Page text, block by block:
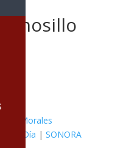
Morales
del Día | SONORA